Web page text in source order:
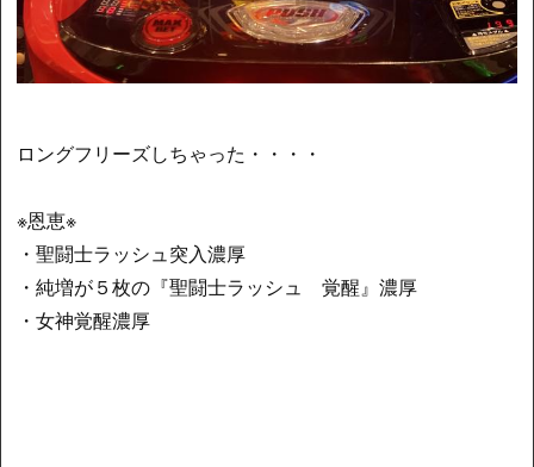
ロングフリーズしちゃった・・・・
※恩恵※
・聖闘士ラッシュ突入濃厚
・純増が５枚の『聖闘士ラッシュ 覚醒』濃厚
・女神覚醒濃厚